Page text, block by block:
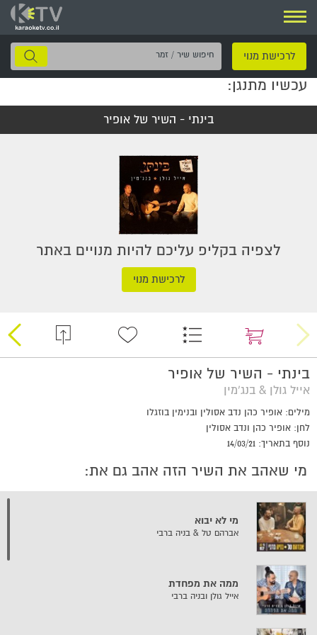
ניווט
לרכישת מנוי
חיפוש
שיר
עכשיו מתנגן:
בינתי - השיר של אופיר
לצפיה בקליפ עליכם להיות מנויים באתר
לרכישת מנוי
בינתי - השיר של אופיר
אייל גולן & בנג’מין
מילים: אופיר כהן נדב אסולין ובנימין בוזגלו
לחן: אופיר כהן ונדב אסולין
נוסף בתאריך: 14/03/21
מי שאהב את השיר הזה אהב גם את:
מי לא יבוא
אברהם טל & בניה ברבי
ממה את מפחדת
אייל גולן ובניה ברבי